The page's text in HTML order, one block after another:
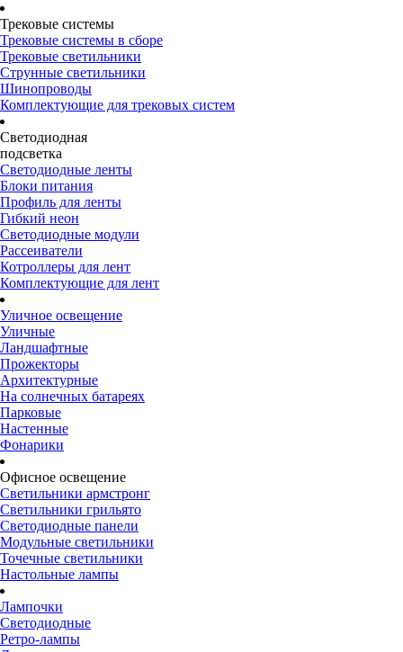
Трековые системы
Трековые системы в сборе
Трековые светильники
Струнные светильники
Шинопроводы
Комплектующие для трековых систем
Светодиодная
подсветка
Светодиодные ленты
Блоки питания
Профиль для ленты
Гибкий неон
Светодиодные модули
Рассеиватели
Котроллеры для лент
Комплектующие для лент
Уличное освещение
Уличные
Ландшафтные
Прожекторы
Архитектурные
На солнечных батареях
Парковые
Настенные
Фонарики
Офисное освещение
Светильники армстронг
Светильники грильято
Светодиодные панели
Модульные светильники
Точечные светильники
Настольные лампы
Лампочки
Светодиодные
Ретро-лампы